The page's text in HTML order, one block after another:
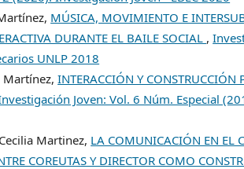
MÚSICA, MOVIMIENTO E
DURANTE EL BAILE SOCIAL ,
UNLP 2018
Martínez,INTERACCIÓN Y CONSTRUCCIÓN
Joven: Vol. 6 Núm. Especial
Martinez, LA COMUNICACIÓN EN EL
COREUTAS Y DIRECTOR COMO